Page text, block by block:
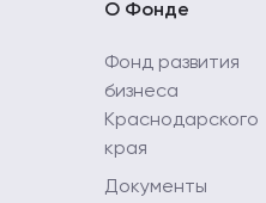
О Фонде
Фонд развития
бизнеса
Краснодарского
края
Документы